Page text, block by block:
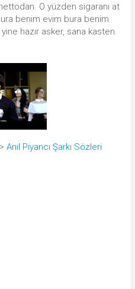
O yüzden sigaranı at
benim evim bura benim
hazır asker, sana kasten.
Anıl Piyancı Şarkı Sözleri